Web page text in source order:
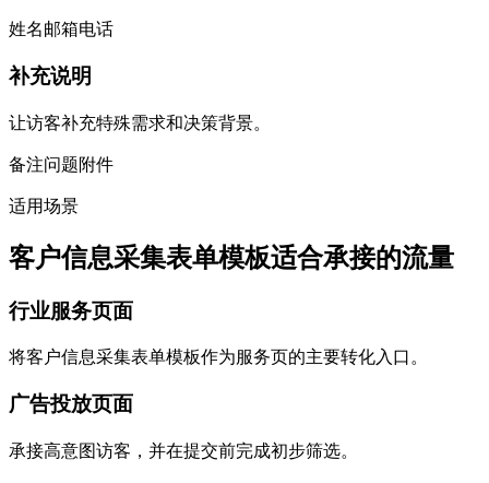
姓名邮箱电话
补充说明
让访客补充特殊需求和决策背景。
备注问题附件
适用场景
客户信息采集表单模板适合承接的流量
行业服务页面
将客户信息采集表单模板作为服务页的主要转化入口。
广告投放页面
承接高意图访客，并在提交前完成初步筛选。